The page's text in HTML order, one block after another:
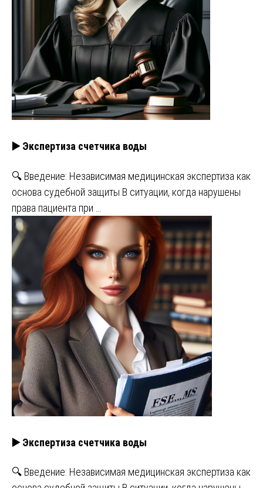
▶️ Экспертиза счетчика воды
🔍 Введение: Независимая медицинская экспертиза как
основа судебной защиты В ситуации, когда нарушены
права пациента при …
▶️ Экспертиза счетчика воды
🔍 Введение: Независимая медицинская экспертиза как